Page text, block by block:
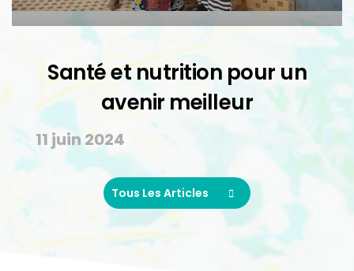
Santé et nutrition pour un
avenir meilleur
11 juin 2024
Tous Les Articles
Tous Les Articles